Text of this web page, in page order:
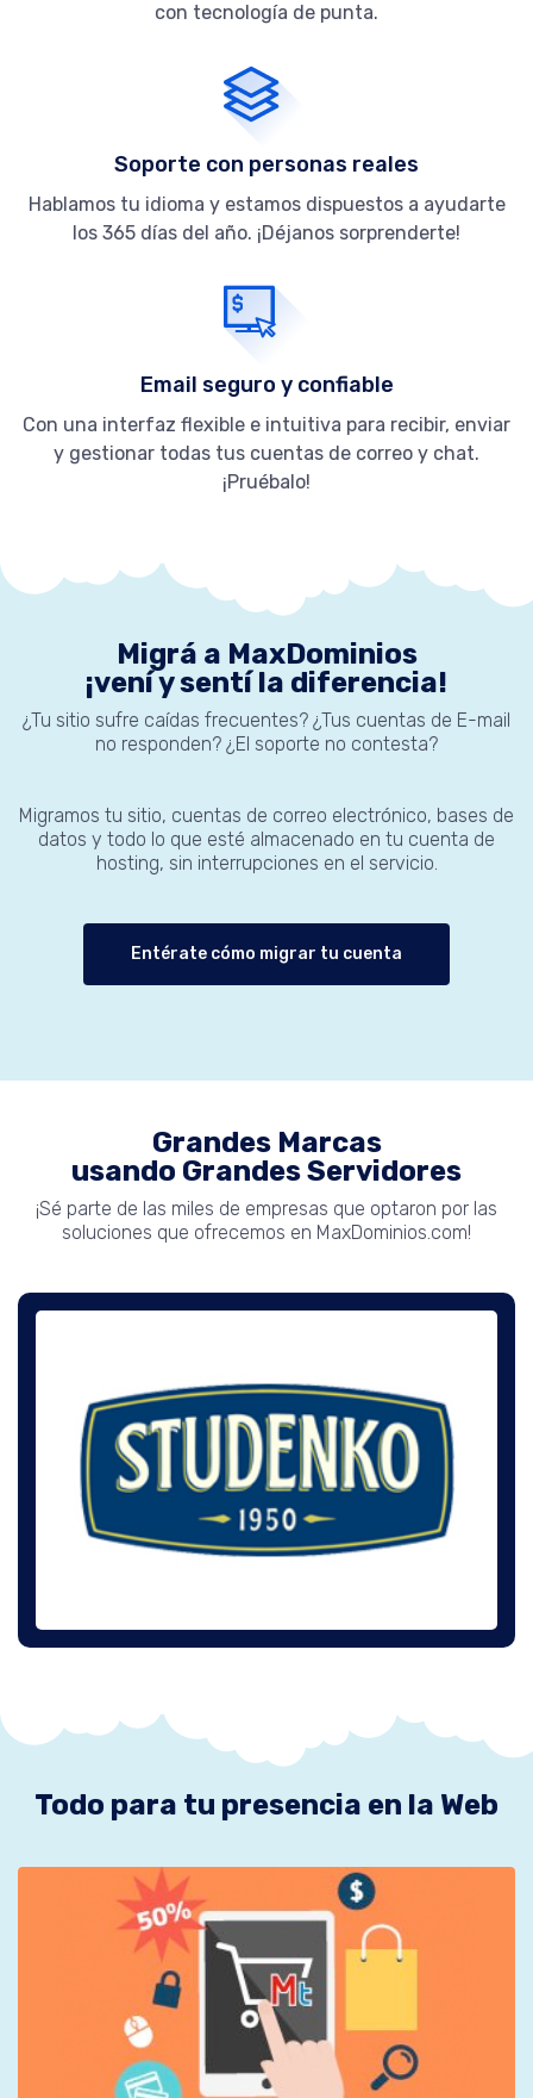
con tecnología de punta.
Soporte con personas reales
Hablamos tu idioma y estamos dispuestos a ayudarte
los 365 días del año. ¡Déjanos sorprenderte!
Email seguro y confiable
Con una interfaz flexible e intuitiva para recibir, enviar
y gestionar todas tus cuentas de correo y chat.
¡Pruébalo!
Migrá a MaxDominios
¡vení y sentí la diferencia!
¿Tu sitio sufre caídas frecuentes? ¿Tus cuentas de E-mail
no responden? ¿El soporte no contesta?
Migramos tu sitio, cuentas de correo electrónico, bases de
datos y todo lo que esté almacenado en tu cuenta de
hosting, sin interrupciones en el servicio.
Entérate cómo migrar tu cuenta
Grandes Marcas
usando Grandes Servidores
¡Sé parte de las miles de empresas que optaron por las
soluciones que ofrecemos en MaxDominios.com!
Todo para tu presencia en la Web